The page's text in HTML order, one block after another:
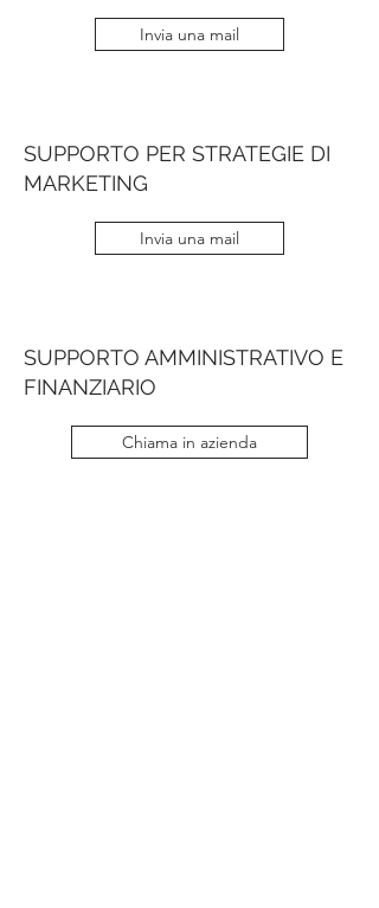
Invia una mail
SUPPORTO PER STRATEGIE DI
MARKETING
Invia una mail
SUPPORTO AMMINISTRATIVO E
FINANZIARIO
Chiama in azienda